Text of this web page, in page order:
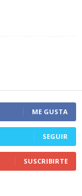
ME GUSTA
SEGUIR
SUSCRIBIRTE